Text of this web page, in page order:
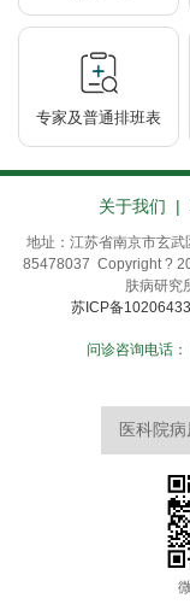
专家及普通排班表
关于我们 |
地址：江苏省南京市玄
85478037 Copyright ?
肤病研究
苏ICP备
问诊咨询电话：